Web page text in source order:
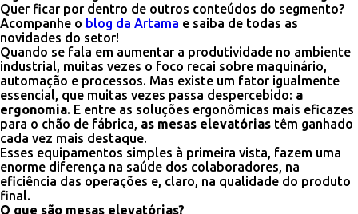
Quer ficar por dentro de outros conteúdos do segmento?
Acompanhe o blog da Artama e saiba de todas as
novidades do setor!
Quando se fala em aumentar a produtividade no ambiente
industrial, muitas vezes o foco recai sobre maquinário,
automação e processos. Mas existe um fator igualmente
essencial, que muitas vezes passa despercebido: a
ergonomia. E entre as soluções ergonômicas mais eficazes
para o chão de fábrica, as mesas elevatórias têm ganhado
cada vez mais destaque.
Esses equipamentos simples à primeira vista, fazem uma
enorme diferença na saúde dos colaboradores, na
eficiência das operações e, claro, na qualidade do produto
final.
O que são mesas elevatórias?